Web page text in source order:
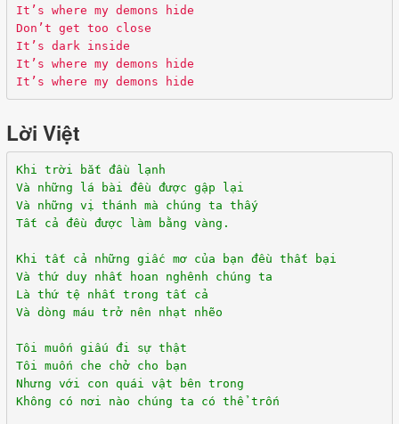
It’s where my demons hide
Don’t get too close
It’s dark inside
It’s where my demons hide
It’s where my demons hide
Lời Việt
Khi trời bắt đầu lạnh
Và những lá bài đều được gập lại
Và những vị thánh mà chúng ta thấy
Tất cả đều được làm bằng vàng.
Khi tất cả những giấc mơ của bạn đều thất bại
Và thứ duy nhất hoan nghênh chúng ta
Là thứ tệ nhất trong tất cả
Và dòng máu trở nên nhạt nhẽo
Tôi muốn giấu đi sự thật
Tôi muốn che chở cho bạn
Nhưng với con quái vật bên trong
Không có nơi nào chúng ta có thể trốn